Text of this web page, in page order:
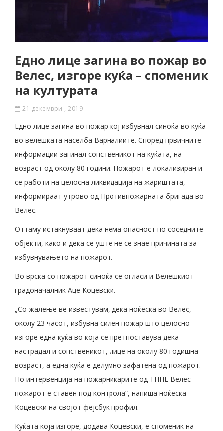
Едно лице загина во пожар во
Велес, изгоре куќа – споменик
на културата
21 декември , 2019
Едно лице загина во пожар кој избувнал синоќа во куќа
во велешката населба Варналиите. Според првичните
информации загинал сопственикот на куќата, на
возраст од околу 80 години. Пожарот е локализиран и
се работи на целосна ликвидација на жариштата,
информираат утрово од Противпожарната бригада во
Велес.
Оттаму истакнуваат дека нема опасност по соседните
објекти, како и дека се уште не се знае причината за
избувнувањето на пожарот.
Во врска со пожарот синоќа се огласи и Велешкиот
градоначалник Аце Коцевски.
„Со жалење ве известувам, дека ноќеска во Велес,
околу 23 часот, избувна силен пожар што целосно
изгоре една куќа во која се претпоставува дека
настрадал и сопственикот, лице на околу 80 годишна
возраст, а една куќа е делумно зафатена од пожарот.
По интервенција на пожарникарите од ТППЕ Велес
пожарот е ставен под контрола“, напиша ноќеска
Коцевски на својот фејсбук профил.
Куќата која изгоре, додава Коцевски, е споменик на